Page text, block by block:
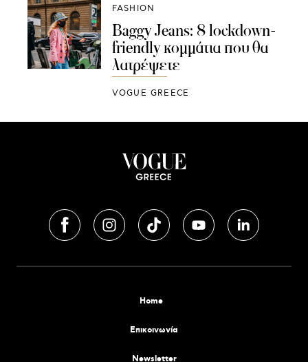
FASHION
Baggy Jeans: 8 lockdown-
friendly κομμάτια που θα
λατρέψετε
VOGUE GREECE
Home
Επικοινωνία
Newsletter